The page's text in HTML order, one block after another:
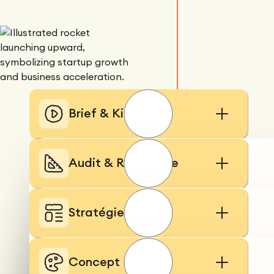
cavalières
comprennent
en trente
secondes ce
que je mettais
un quart
d'heure à
raconter."
Brief & Kick-off
Audit & Recherche
Stratégie UX
Concept UI